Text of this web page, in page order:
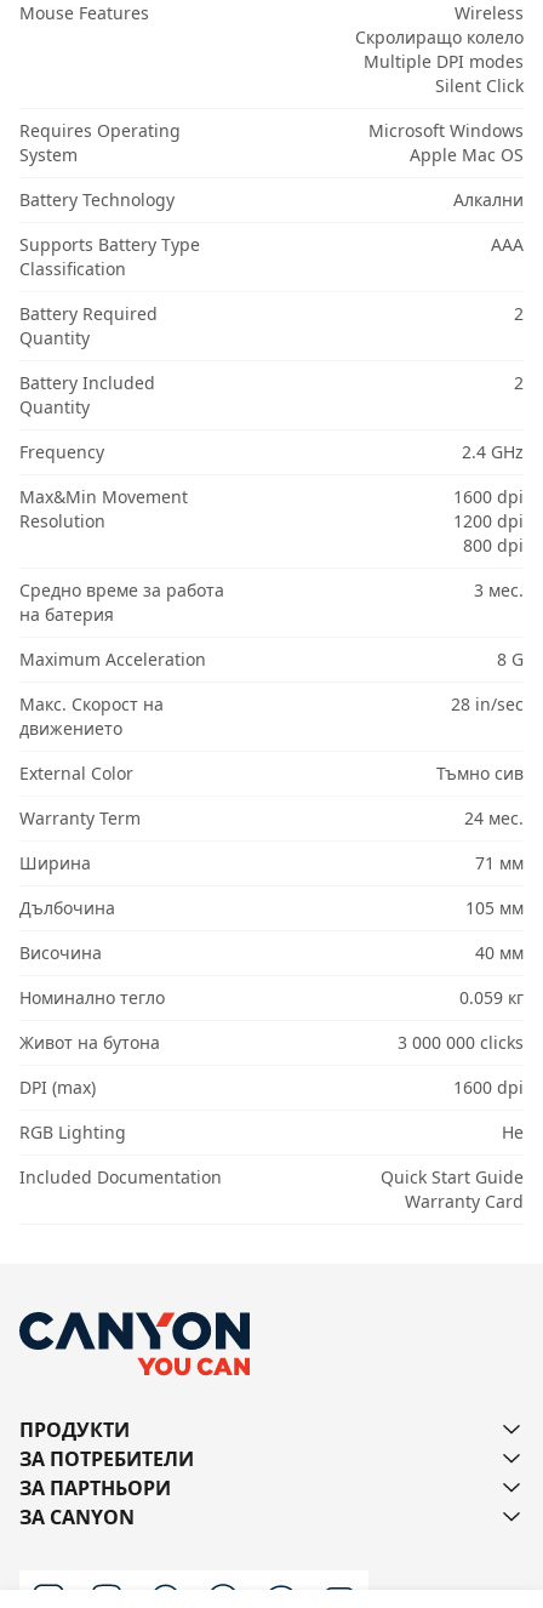
Mouse Features
Wireless
Скролиращо колело
Multiple DPI modes
Silent Click
Requires Operating
System
Microsoft Windows
Apple Mac OS
Battery Technology
Алкални
Supports Battery Type
Classification
AAA
Battery Required
Quantity
2
Battery Included
Quantity
2
Frequency
2.4 GHz
Max&Min Movement
Resolution
1600 dpi
1200 dpi
800 dpi
Средно време за работа
на батерия
3 мес.
Maximum Acceleration
8 G
Макс. Скорост на
движението
28 in/sec
External Color
Тъмно сив
Warranty Term
24 мес.
Ширина
71 мм
Дълбочина
105 мм
Височина
40 мм
Номинално тегло
0.059 кг
Живот на бутона
3 000 000 clicks
DPI (max)
1600 dpi
RGB Lighting
Не
Included Documentation
Quick Start Guide
Warranty Card
ПРОДУКТИ
ЗА ПОТРЕБИТЕЛИ
ЗА ПАРТНЬОРИ
ЗА CANYON